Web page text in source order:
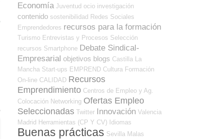
Economía Juventud ocio investigación
contenido sostenibilidad Redes Sociales
Emprendedores recursos para la formación
Turismo Entrevistas y Procesos Selección
recursos Smartphone Debate Sindical-
Empresarial objetivos blogs Castilla La
Mancha Start-ups EMPREND Cultura Formación
On-line CALIDAD Recursos
Emprendimiento Centros de Empleo y Ag.
Colocación Networking Ofertas Empleo
Seleccionadas Twitter Innovación Valencia
Madrid Herramientas (CP Y CV) Idiomas
Buenas prácticas Sevilla Malas